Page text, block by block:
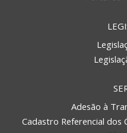
Adesão à
Cadastro Referencial dos